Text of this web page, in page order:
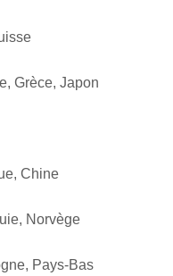
Grèce, Japon
Chine
Norvège
Pays-Bas